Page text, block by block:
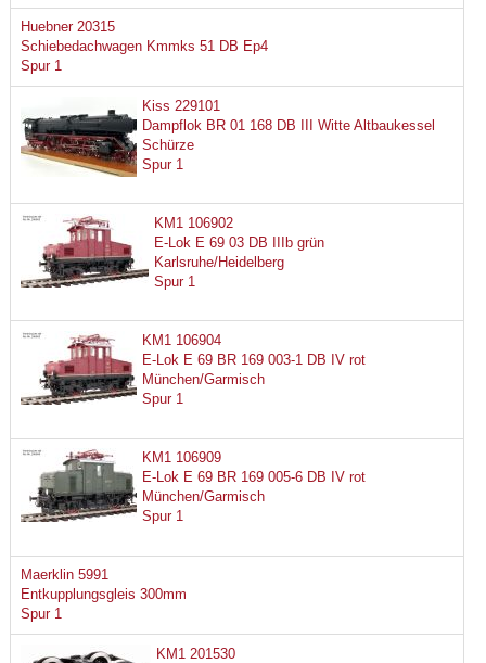
Huebner 20315
Schiebedachwagen Kmmks 51 DB Ep4
Spur 1
Kiss 229101
Dampflok BR 01 168 DB III Witte Altbaukessel
Schürze
Spur 1
KM1 106902
E-Lok E 69 03 DB IIIb grün
Karlsruhe/Heidelberg
Spur 1
KM1 106904
E-Lok E 69 BR 169 003-1 DB IV rot
München/Garmisch
Spur 1
KM1 106909
E-Lok E 69 BR 169 005-6 DB IV rot
München/Garmisch
Spur 1
Maerklin 5991
Entkupplungsgleis 300mm
Spur 1
KM1 201530